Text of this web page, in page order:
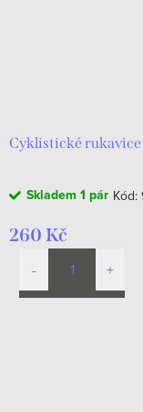
Cyklistické
Skladem 1 pár Kód:
260 Kč